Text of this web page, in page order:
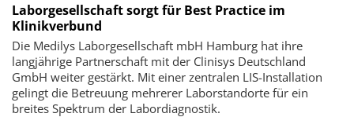
Laborgesellschaft sorgt für Best Practice im
Klinikverbund
Die Medilys Laborgesellschaft mbH Hamburg hat ihre
langjährige Partnerschaft mit der Clinisys Deutschland
GmbH weiter gestärkt. Mit einer zentralen LIS-Installation
gelingt die Betreuung mehrerer Laborstandorte für ein
breites Spektrum der Labordiagnostik.